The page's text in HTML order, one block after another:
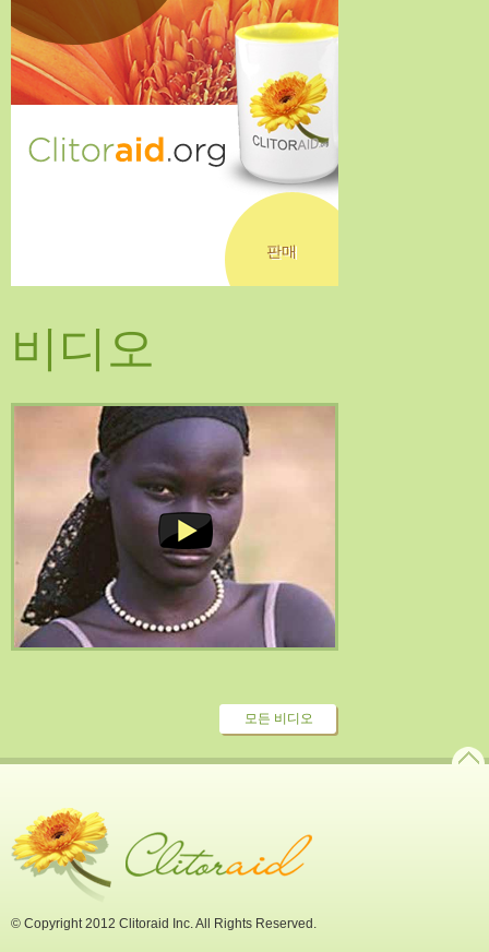
판매
비디오
모든 비디오
© Copyright 2012 Clitoraid Inc. All Rights Reserved.